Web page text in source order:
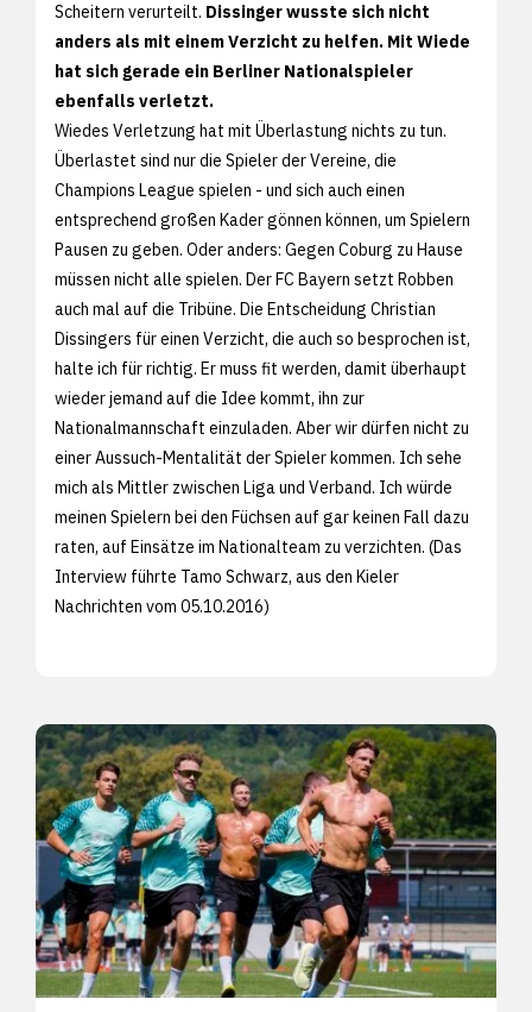
Scheitern verurteilt. Dissinger wusste sich nicht
anders als mit einem Verzicht zu helfen. Mit Wiede
hat sich gerade ein Berliner Nationalspieler
ebenfalls verletzt.
Wiedes Verletzung hat mit Überlastung nichts zu tun.
Überlastet sind nur die Spieler der Vereine, die
Champions League spielen - und sich auch einen
entsprechend großen Kader gönnen können, um Spielern
Pausen zu geben. Oder anders: Gegen Coburg zu Hause
müssen nicht alle spielen. Der FC Bayern setzt Robben
auch mal auf die Tribüne. Die Entscheidung Christian
Dissingers für einen Verzicht, die auch so besprochen ist,
halte ich für richtig. Er muss fit werden, damit überhaupt
wieder jemand auf die Idee kommt, ihn zur
Nationalmannschaft einzuladen. Aber wir dürfen nicht zu
einer Aussuch-Mentalität der Spieler kommen. Ich sehe
mich als Mittler zwischen Liga und Verband. Ich würde
meinen Spielern bei den Füchsen auf gar keinen Fall dazu
raten, auf Einsätze im Nationalteam zu verzichten. (Das
Interview führte Tamo Schwarz, aus den Kieler
Nachrichten vom 05.10.2016)